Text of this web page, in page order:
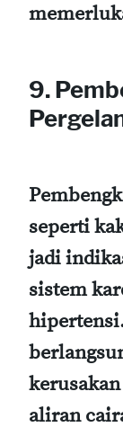
9.
seperti
jadi
sistem
aliran